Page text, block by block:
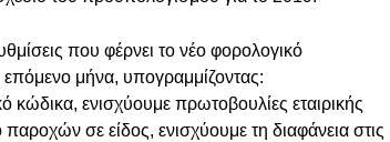
που φέρνει το νέο φορολογικό
μήνα, υπογραμμίζοντας:
ενισχύουμε πρωτοβουλίες εταιρικής
σε είδος, ενισχύουμε τη διαφάνεια στις